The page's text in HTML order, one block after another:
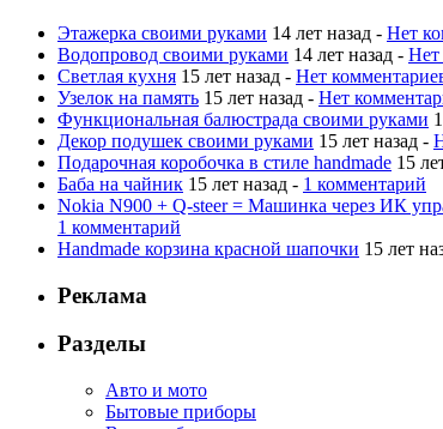
Этажерка своими руками 14 лет назад - Нет
Водопровод своими руками 14 лет назад - Нет
Светлая кухня 15 лет назад - Нет
Узелок на память 15 лет назад - Нет
Функциональная балюстрада своими руками
Декор подушек своими руками 15 лет назад -
Подарочная коробочка в стиле handmade 15
Баба на чайник 15 лет назад - 1 комментарий
Nokia N900 + Q-steer = Машинка через ИК
1 комментарий
Handmade корзина красной шапочки 15 лет
Реклама
Разделы
Авто и мото
Бытовые приборы